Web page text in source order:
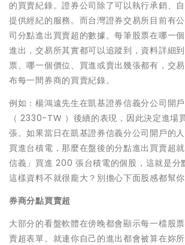
的買賣紀錄。證券公司除了可以執行承銷、
提供經紀的服務。而台灣證券交易所目前有
司分點進出買賣超的數據。每筆股票在哪一
進出，交易所其實都可以追蹤到，資料詳細
票、哪一個價位、買進或賣出幾張都有，交
布每一間券商的買賣紀錄。
例如：楊鴻遠先生在凱基證券信義分公司開
（ 2330-TW ）後續的表現，因此決定進場
張。如果當日在凱基證券信義分公司開戶的
買進台積電，那麼在盤後的分點進出買賣超
信義」買進 200 張台積電的個股，這就是分
這樣資料不就很龐大？別擔心下面股感都幫你
券商分點買賣超
大部分的看盤軟體在傍晚都會顯示每一檔股
賣超表單。就連你自己的進出都會被算在妳